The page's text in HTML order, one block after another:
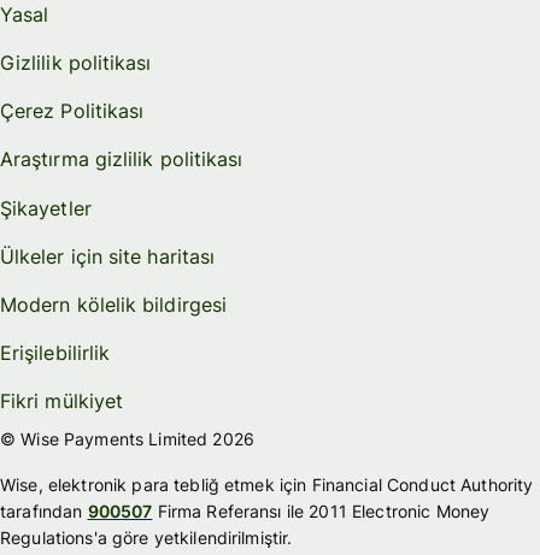
Yasal
Gizlilik politikası
Çerez Politikası
Araştırma gizlilik politikası
Şikayetler
Ülkeler için site haritası
Modern kölelik bildirgesi
Erişilebilirlik
Fikri mülkiyet
© Wise Payments Limited 2026
Wise, elektronik para tebliğ etmek için Financial Conduct Authority
tarafından 900507 Firma Referansı ile 2011 Electronic Money
Regulations'a göre yetkilendirilmiştir.